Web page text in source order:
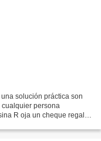
solución práctica son
cualquier persona
R oja un cheque regalo